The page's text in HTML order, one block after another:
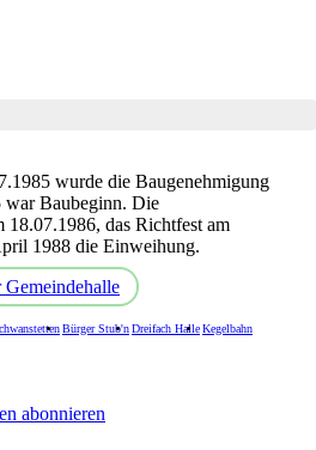
wurde die Baugenehmigung
war Baubeginn. Die
18.07.1986, das Richtfest am
1988 die Einweihung.
Gemeindehalle
Bürger Stub'nDreifach HalleKegelbahn
abonnieren